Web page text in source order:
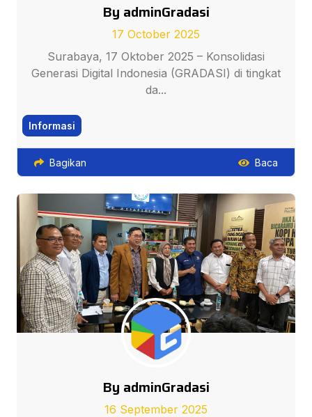
By adminGradasi
17 October 2025
Surabaya, 17 Oktober 2025 – Konsolidasi
Generasi Digital Indonesia (GRADASI) di tingkat
da...
Informasi
Bagikan Baca
By adminGradasi
16 September 2025